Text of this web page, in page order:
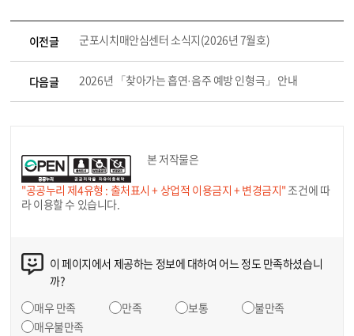
이전글 군포시치매안심센터 소식지(2026년 7월호)
다음글 2026년 「찾아가는 흡연·음주 예방 인형극」 안내
본 저작물은
"공공누리 제4유형 : 출처표시 + 상업적 이용금지 + 변경금지"조건에 따
라 이용할 수 있습니다.
이 페이지에서 제공하는 정보에 대하여 어느 정도 만족하셨습니
까?
매우 만족
만족 보통
불만족
매우불만족